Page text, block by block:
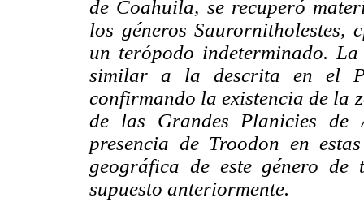
de Coahuila, se recuperó
los géneros Saurornitholestes,
un terópodo indeterminado.
similar a la descrita en el
confirmando la existencia de la
de las Grandes Planicies de
presencia de Troodon en
geográfica de este género
supuesto anteriormente.